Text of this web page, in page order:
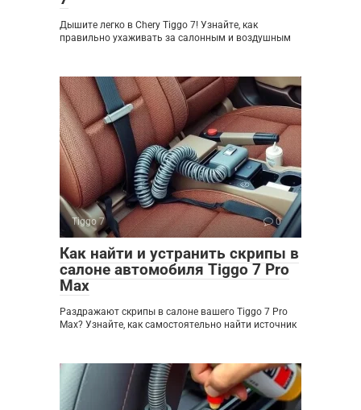
Дышите легко в Chery Tiggo 7! Узнайте, как
правильно ухаживать за салонным и воздушным
Tiggo 7 0
Как найти и устранить скрипы в
салоне автомобиля Tiggo 7 Pro
Max
Раздражают скрипы в салоне вашего Tiggo 7 Pro
Max? Узнайте, как самостоятельно найти источник